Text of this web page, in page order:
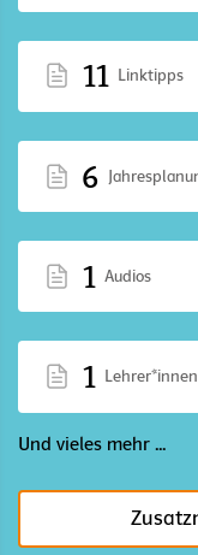
11 Linktipps
6
1 Audios
1
Und vieles mehr ...